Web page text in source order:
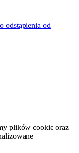
odstąpienia od
plików cookie oraz